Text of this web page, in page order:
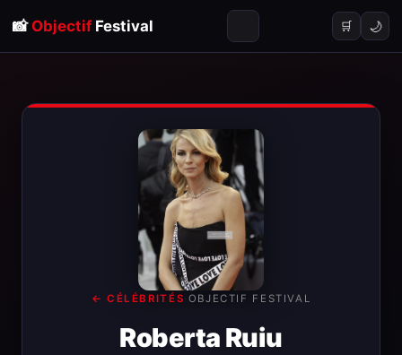
📸 ObjectifFestival 🛒 🌙
← CÉLÉBRITÉS· OBJECTIF FESTIVAL
Roberta Ruiu